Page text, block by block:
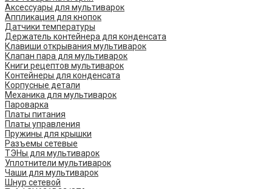
Аксессуары для мультиварок
Аппликация для кнопок
Датчики температуры
Держатель контейнера для конденсата
Клавиши открывания мультиварок
Клапан пара для мультиварок
Книги рецептов мультиварок
Контейнеры для конденсата
Корпусные детали
Механика для мультиварок
Пароварка
Платы питания
Платы управления
Пружины для крышки
Разъемы сетевые
ТЭНы для мультиварок
Уплотнители мультиварок
Чаши для мультиварок
Шнур сетевой